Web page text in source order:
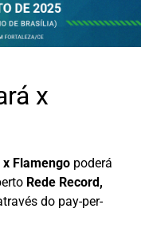
x
x Flamengo poderá
Rede Record,
do pay-per-